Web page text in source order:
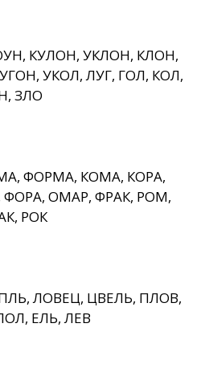
КУЛОН, УКЛОН, КЛОН,
УКОЛ, ЛУГ, ГОЛ, КОЛ,
ЗЛО
ФОРМА, КОМА, КОРА,
ОМАР, ФРАК, РОМ,
РОК
ЛОВЕЦ, ЦВЕЛЬ, ПЛОВ,
ЕЛЬ, ЛЕВ